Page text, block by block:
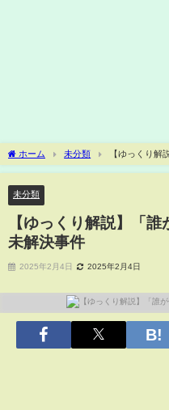
ホーム 未分類 【ゆっくり解
未分類
【ゆっくり解説】「
未解決事件
2025年2月4日 2025年2月4日